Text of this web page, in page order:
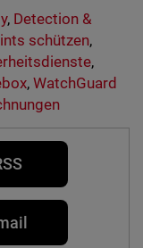
, Detection &
schützen,
,
,WatchGuard